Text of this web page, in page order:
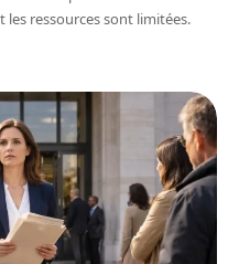
ressources sont limitées.